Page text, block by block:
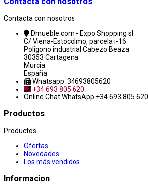
Contacta con nosotros
Dmueble.com - Expo Shopping sl
C/ Viena-Estocolmo, parcela i-16
Poligono industrial Cabezo Beaza
30353 Cartagena
Murcia
España
Whatsapp: 34693805620
+34 693 805 620
Online ChatWhatsApp +34 693 805 620
Productos
Productos
Ofertas
Novedades
Los más vendidos
Informacion